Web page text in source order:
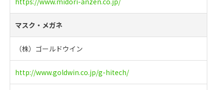
マスク・メガネ
（株）ゴールドウイン
http://www.goldwin.co.jp/g-hitech/